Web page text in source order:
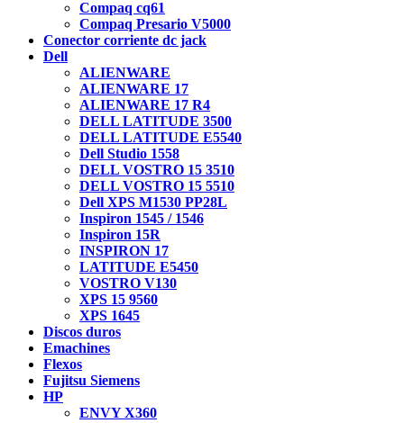
Compaq cq61
Compaq Presario V5000
Conector corriente dc jack
Dell
ALIENWARE
ALIENWARE 17
ALIENWARE 17 R4
DELL LATITUDE 3500
DELL LATITUDE E5540
Dell Studio 1558
DELL VOSTRO 15 3510
DELL VOSTRO 15 5510
Dell XPS M1530 PP28L
Inspiron 1545 / 1546
Inspiron 15R
INSPIRON 17
LATITUDE E5450
VOSTRO V130
XPS 15 9560
XPS 1645
Discos duros
Emachines
Flexos
Fujitsu Siemens
HP
ENVY X360